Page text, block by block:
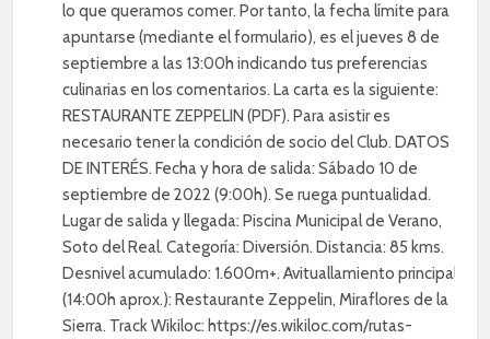
lo que queramos comer. Por tanto, la fecha límite para
apuntarse (mediante el formulario), es el jueves 8 de
septiembre a las 13:00h indicando tus preferencias
culinarias en los comentarios. La carta es la siguiente:
RESTAURANTE ZEPPELIN (PDF). Para asistir es
necesario tener la condición de socio del Club. DATOS
DE INTERÉS. Fecha y hora de salida: Sábado 10 de
septiembre de 2022 (9:00h). Se ruega puntualidad.
Lugar de salida y llegada: Piscina Municipal de Verano,
Soto del Real. Categoría: Diversión. Distancia: 85 kms.
Desnivel acumulado: 1.600m+. Avituallamiento principal
(14:00h aprox.): Restaurante Zeppelin, Miraflores de la
Sierra. Track Wikiloc: https://es.wikiloc.com/rutas-